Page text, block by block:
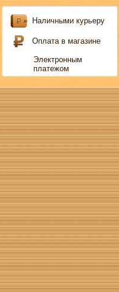
Наличными курьеру
Оплата в магазине
Электронным
платежом